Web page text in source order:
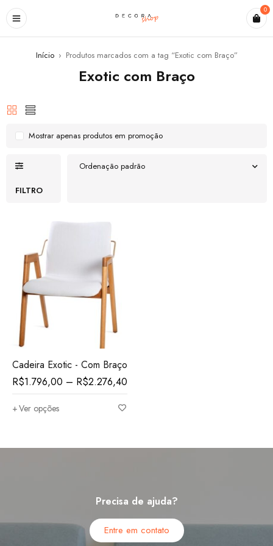
0
Início › Produtos marcados com a tag “Exotic com Braço”
Exotic com Braço
FILTRO
Ordenação padrão
Mostrar apenas produtos em promoção
Cadeira Exotic - Com Braço
R$1.796,00 – R$2.276,40
Ver opções
Precisa de ajuda?
Entre em contato